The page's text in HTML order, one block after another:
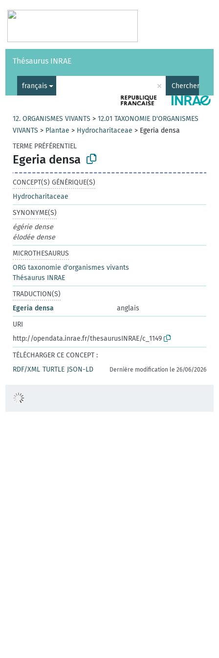
Vocabulaires API
Thésaurus INRAE
français × Chercher
12. ORGANISMES VIVANTS >12.01 TAXONOMIE D'ORGANISMES
VIVANTS > Plantae > Hydrocharitaceae > Egeria densa
TERME PRÉFÉRENTIEL
Egeria densa
CONCEPT(S) GÉNÉRIQUE(S)
Hydrocharitaceae
SYNONYME(S)
égérie dense
élodée dense
MICROTHESAURUS
ORG taxonomie d'organismes vivants
Thésaurus INRAE
TRADUCTION(S)
Egeria densa
anglais
URI
http://opendata.inrae.fr/thesaurusINRAE/c_1149
TÉLÉCHARGER CE CONCEPT :
RDF/XML TURTLE JSON-LD Dernière modification le 26/06/2026